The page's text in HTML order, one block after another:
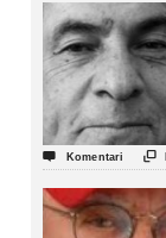
 Komentari 